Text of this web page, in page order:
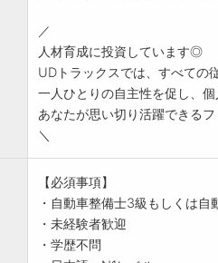
／
人材育成に投資しています◎
UDトラックスでは、すべての
一人ひとりの自主性を促し、
あなたが思い切り活躍できる
＼
【必須事項】
・自動車整備士3級もしくは自
・未経験者歓迎
・学歴不問